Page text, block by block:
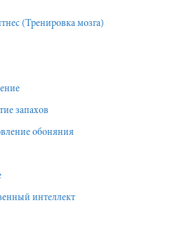
(Тренировка мозга)
запахов
обоняния
интеллект